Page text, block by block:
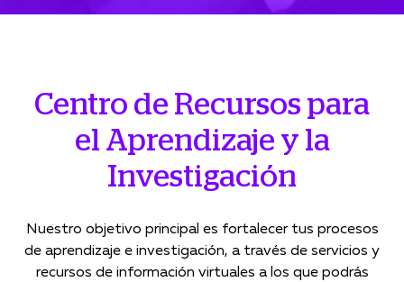
Centro de Recursos para
el Aprendizaje y la
Investigación
Nuestro objetivo principal es fortalecer tus procesos
de aprendizaje e investigación, a través de servicios y
recursos de información virtuales a los que podrás